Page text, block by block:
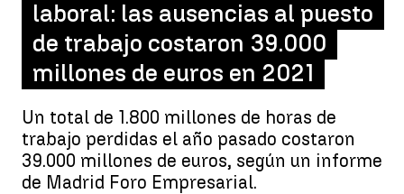
laboral: las ausencias al puesto
de trabajo costaron 39.000
millones de euros en 2021
Un total de 1.800 millones de horas de
trabajo perdidas el año pasado costaron
39.000 millones de euros, según un informe
de Madrid Foro Empresarial.